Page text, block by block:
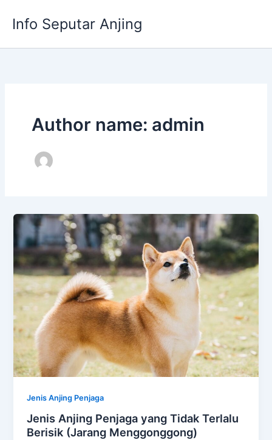
Info Seputar Anjing
Author name: admin
Jenis Anjing Penjaga
Jenis Anjing Penjaga yang Tidak Terlalu
Berisik (Jarang Menggonggong)